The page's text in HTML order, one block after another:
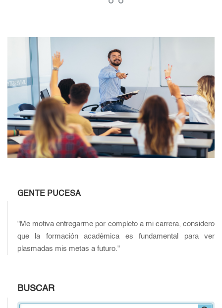
GENTE PUCESA
"Me motiva entregarme por completo a mi carrera, considero
que la formación académica es fundamental para ver
plasmadas mis metas a futuro."
BUSCAR